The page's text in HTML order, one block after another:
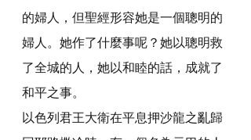
的婦人，但聖經形容她是一個聰明的
婦人。她作了什麼事呢？她以聰明救
了全城的人，她以和睦的話，成就了
和平之事。
以色列君王大衛在平息押沙龍之亂歸